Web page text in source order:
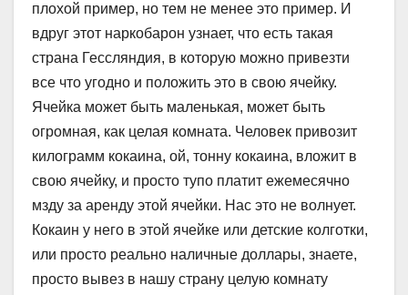
плохой пример, но тем не менее это пример. И
вдруг этот наркобарон узнает, что есть такая
страна Гессляндия, в которую можно привезти
все что угодно и положить это в свою ячейку.
Ячейка может быть маленькая, может быть
огромная, как целая комната. Человек привозит
килограмм кокаина, ой, тонну кокаина, вложит в
свою ячейку, и просто тупо платит ежемесячно
мзду за аренду этой ячейки. Нас это не волнует.
Кокаин у него в этой ячейке или детские колготки,
или просто реально наличные доллары, знаете,
просто вывез в нашу страну целую комнату